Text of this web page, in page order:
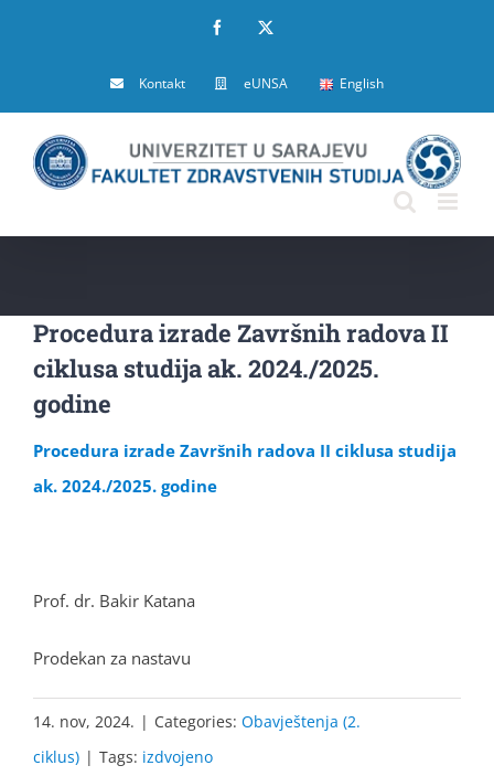
Facebook
Kontakt eUNSA English
Procedura izrade Završnih radova II
ciklusa studija ak. 2024./2025.
godine
Procedura izrade Završnih radova II ciklusa studija
ak. 2024./2025. godine
Prof. dr. Bakir Katana
Prodekan za nastavu
14. nov, 2024. | Categories: Obavještenja (2.
ciklus) | Tags: izdvojeno